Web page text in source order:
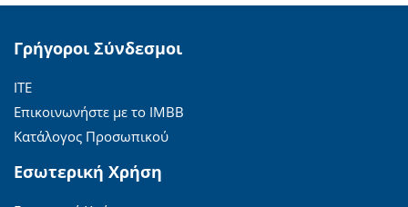
Γρήγοροι Σύνδεσμοι
ΙΤΕ
Επικοινωνήστε με το ΙΜΒΒ
Κατάλογος Προσωπικού
Εσωτερική Χρήση